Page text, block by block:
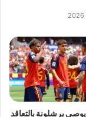
برشلونة بالتعاقد